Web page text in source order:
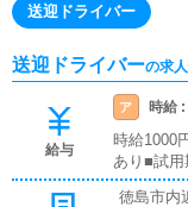
送迎ドライバー
送迎ドライバーの求
給与
ア 時給 :
時給1000
あり■試用
徳島市内